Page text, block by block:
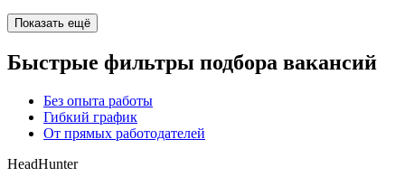
Показать ещё
Быстрые фильтры подбора вакансий
Без опыта работы
Гибкий график
От прямых работодателей
HeadHunter